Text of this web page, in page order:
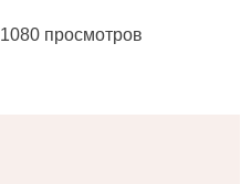
1080 просмотров